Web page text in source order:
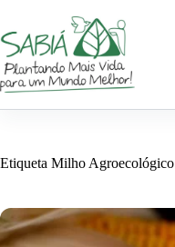
contenido
Etiqueta Milho Agroecológico